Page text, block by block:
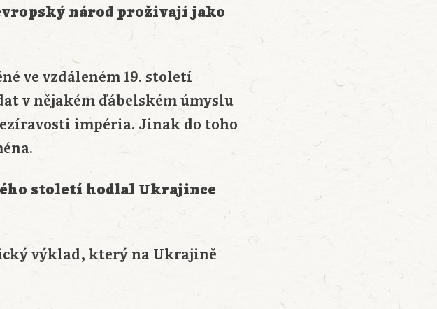
národ prožívají jako
ve vzdáleném 19. století
v nějakém ďábelském úmyslu
impéria. Jinak do toho
století hodlal Ukrajince
výklad, který na Ukrajině